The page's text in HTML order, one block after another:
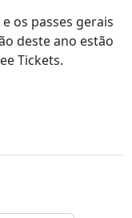
os passes gerais
deste ano estão
Tickets.